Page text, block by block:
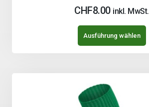
CHF8.00 inkl. MwSt.
Ausführung wählen